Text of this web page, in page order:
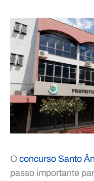
O concurso Santo
passo importante